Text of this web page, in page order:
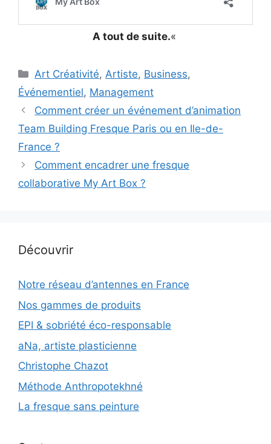
A tout de suite.«
Catégories
Art Créativité,Artiste, Business,
Événementiel, Management
Comment créer un événement d’animation
Team Building Fresque Paris ou en Ile-de-
France ?
Comment encadrer une fresque
collaborative My Art Box ?
Découvrir
Notre réseau d’antennes en France
Nos gammes de produits
EPI & sobriété éco-responsable
aNa, artiste plasticienne
Christophe Chazot
Méthode Anthropotekhné
La fresque sans peinture